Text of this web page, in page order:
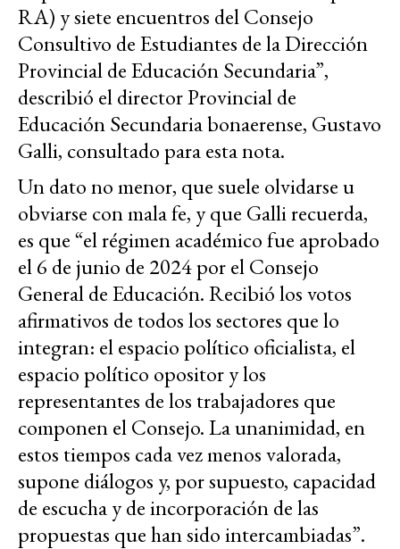
RA) y siete encuentros del Consejo
Consultivo de Estudiantes de la Dirección
Provincial de Educación Secundaria”,
describió el director Provincial de
Educación Secundaria bonaerense, Gustavo
Galli, consultado para esta nota.
Un dato no menor, que suele olvidarse u
obviarse con mala fe, y que Galli recuerda,
es que “el régimen académico fue aprobado
el 6 de junio de 2024 por el Consejo
General de Educación. Recibió los votos
afirmativos de todos los sectores que lo
integran: el espacio político oficialista, el
espacio político opositor y los
representantes de los trabajadores que
componen el Consejo. La unanimidad, en
estos tiempos cada vez menos valorada,
supone diálogos y, por supuesto, capacidad
de escucha y de incorporación de las
propuestas que han sido intercambiadas”.